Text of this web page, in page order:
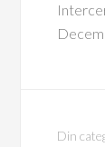
Din